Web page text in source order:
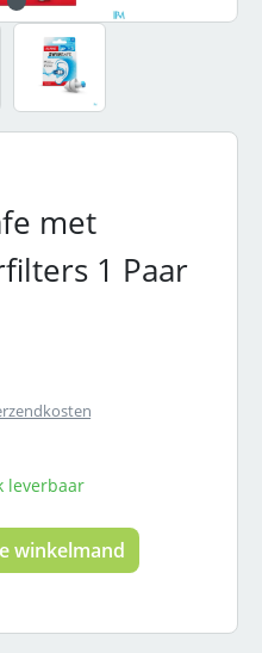
met
1 Paar
leverbaar
Voer de
winkelmand